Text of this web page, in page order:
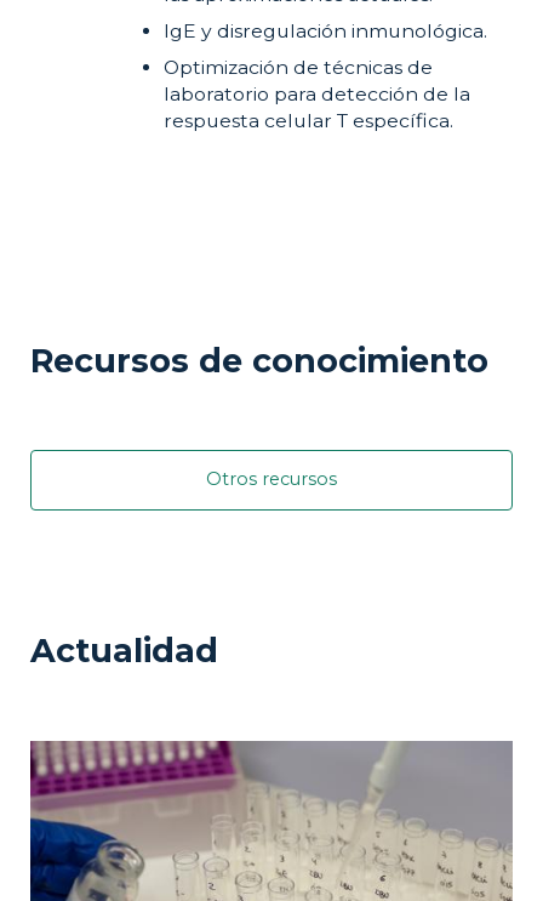
IgE y disregulación inmunológica.
Optimización de técnicas de
laboratorio para detección de la
respuesta celular T específica.
Recursos de conocimiento
Otros recursos
Actualidad